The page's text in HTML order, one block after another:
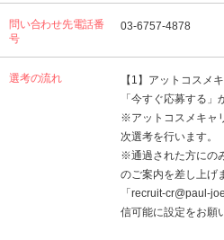
問い合わせ先電話番
号
03-6757-4878
選考の流れ
【1】アットコスメ
「今すぐ応募する」
※アットコスメキャ
次選考を行います。
※通過された方にの
のご案内を差し上げ
「recruit-cr@paul-
信可能に設定をお願